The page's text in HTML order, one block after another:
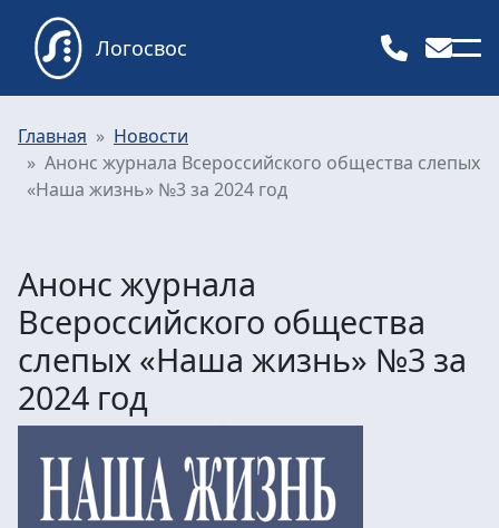
Логосвос
Главная
Новости
Анонс журнала Всероссийского общества слепых
«Наша жизнь» №3 за 2024 год
Анонс журнала
Всероссийского общества
слепых «Наша жизнь» №3 за
2024 год